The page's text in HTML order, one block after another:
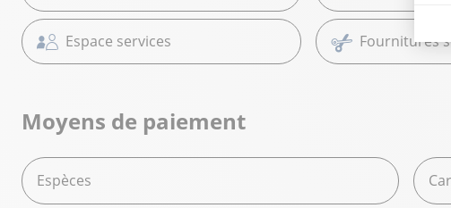
Espace services Fournitures
Moyens de paiement
Espèces